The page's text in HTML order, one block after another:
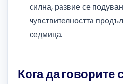
силна, развие се
чувствителността
седмица.
Кога да говорите